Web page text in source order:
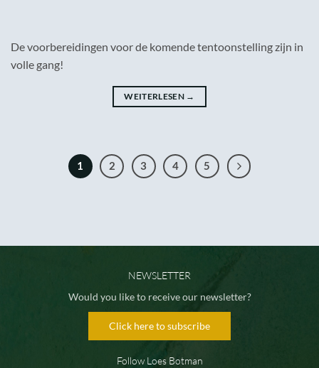
De voorbereidingen voor de komende tentoonstelling zijn in
volle gang!
WEITERLESEN →
1 2 3 4 5
NEWSLETTER
Would you like to receive our newsletter?
Click here to subscribe
Follow Loes Botman